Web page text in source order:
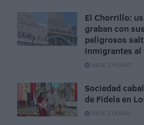
El Chorrillo:
graban con
peligrosos
inmigrantes al
HACE 2 HORAS
Sociedad
de Fidela en
HACE 3 HORAS